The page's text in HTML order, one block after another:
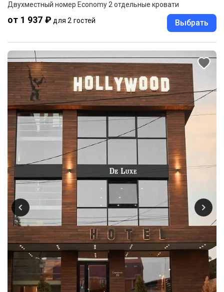
Двухместный номер Economy 2 отдельные кровати
от 1 937 ₽ для 2 гостей Выбрать